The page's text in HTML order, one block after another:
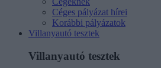
Céges pályázat hírei
Korábbi pályázatok
Villanyautó tesztek
Villanyautó tesztek